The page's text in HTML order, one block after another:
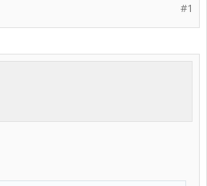
#1